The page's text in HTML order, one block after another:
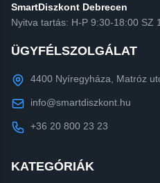
SmartDiszkont Debrecen
Nyitva tartás: H-P 9:30-18:00 SZ
ÜGYFÉLSZOLGÁLAT
4400 Nyíregyháza, Matróz
info@smartdiszkont.hu
+36 20 800 23 23
KATEGÓRIÁK